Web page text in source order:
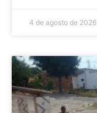
4 de agosto de 2026